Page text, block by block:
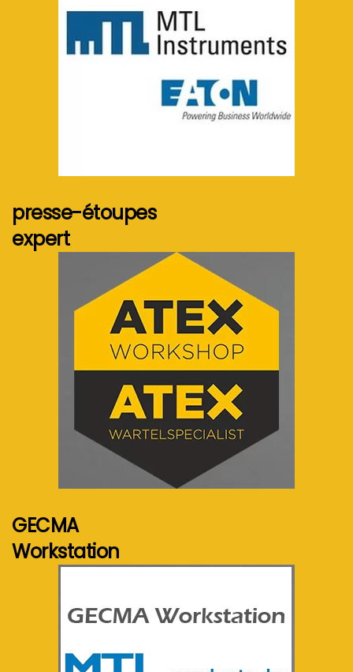
presse-étoupes
expert
Voir plus...
GECMA
Workstation